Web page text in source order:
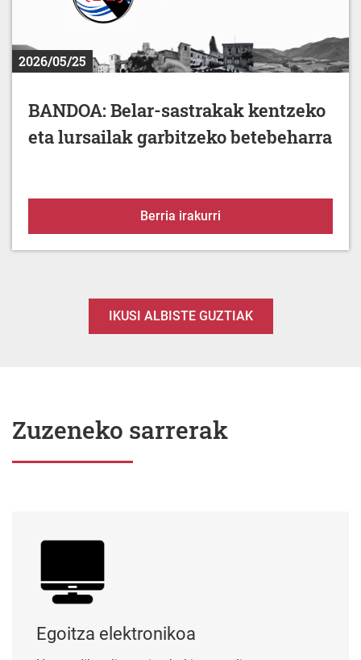
2026/05/25
BANDOA: Belar-sastrakak kentzeko
eta lursailak garbitzeko betebeharra
Berria irakurri
IKUSI ALBISTE GUZTIAK
Zuzeneko sarrerak
Egoitza elektronikoa